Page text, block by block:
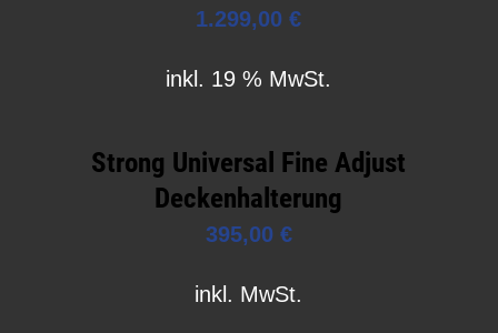
1.299,00€
inkl. 19 % MwSt.
Strong Universal Fine Adjust
Deckenhalterung
395,00 €
inkl. MwSt.